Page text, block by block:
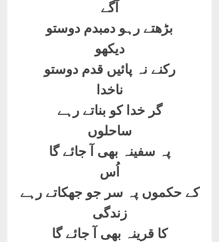
آگے
بڑھتے رہو دمبدم دوستو
دیکھو
رکنے نہ پائیں قدم دوستو
ناخدا
گر خدا کو بناتے رہے
ساحلوں
پہ سفینہ بھی آ جائے گا
اُس
کے حکموں پہ سر جو جھکاتے رہے
زندگی
کا قرینہ بھی آ جائے گا